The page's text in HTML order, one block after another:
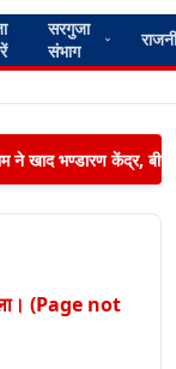
सरगुजा
संभाग
ने खाद भण्डारण केंद्र,
(Page not